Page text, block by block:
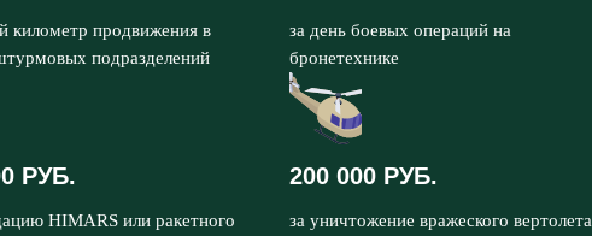
километр продвижения в
подразделений
за день боевых операций на
бронетехнике
РУБ.
HIMARS или ракетного
200 000 РУБ.
за уничтожение вражеского вертолета